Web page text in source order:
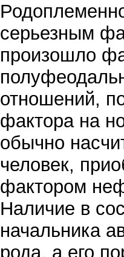
серьезным
произошло
отношений,
фактора на
обычно
человек,
фактором
Наличие в
начальника
рода, а его